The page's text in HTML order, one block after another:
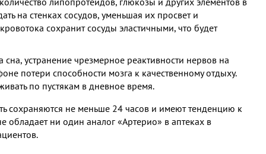
на стенках сосудов, уменьшая их просвет и
сохранит сосуды эластичными, что будет
устранение чрезмерное реактивности нервов на
потери способности мозга к качественному отдыху.
по пустякам в дневное время.
сохраняются не меньше 24 часов и имеют тенденцию к
ни один аналог «Артерио» в аптеках в